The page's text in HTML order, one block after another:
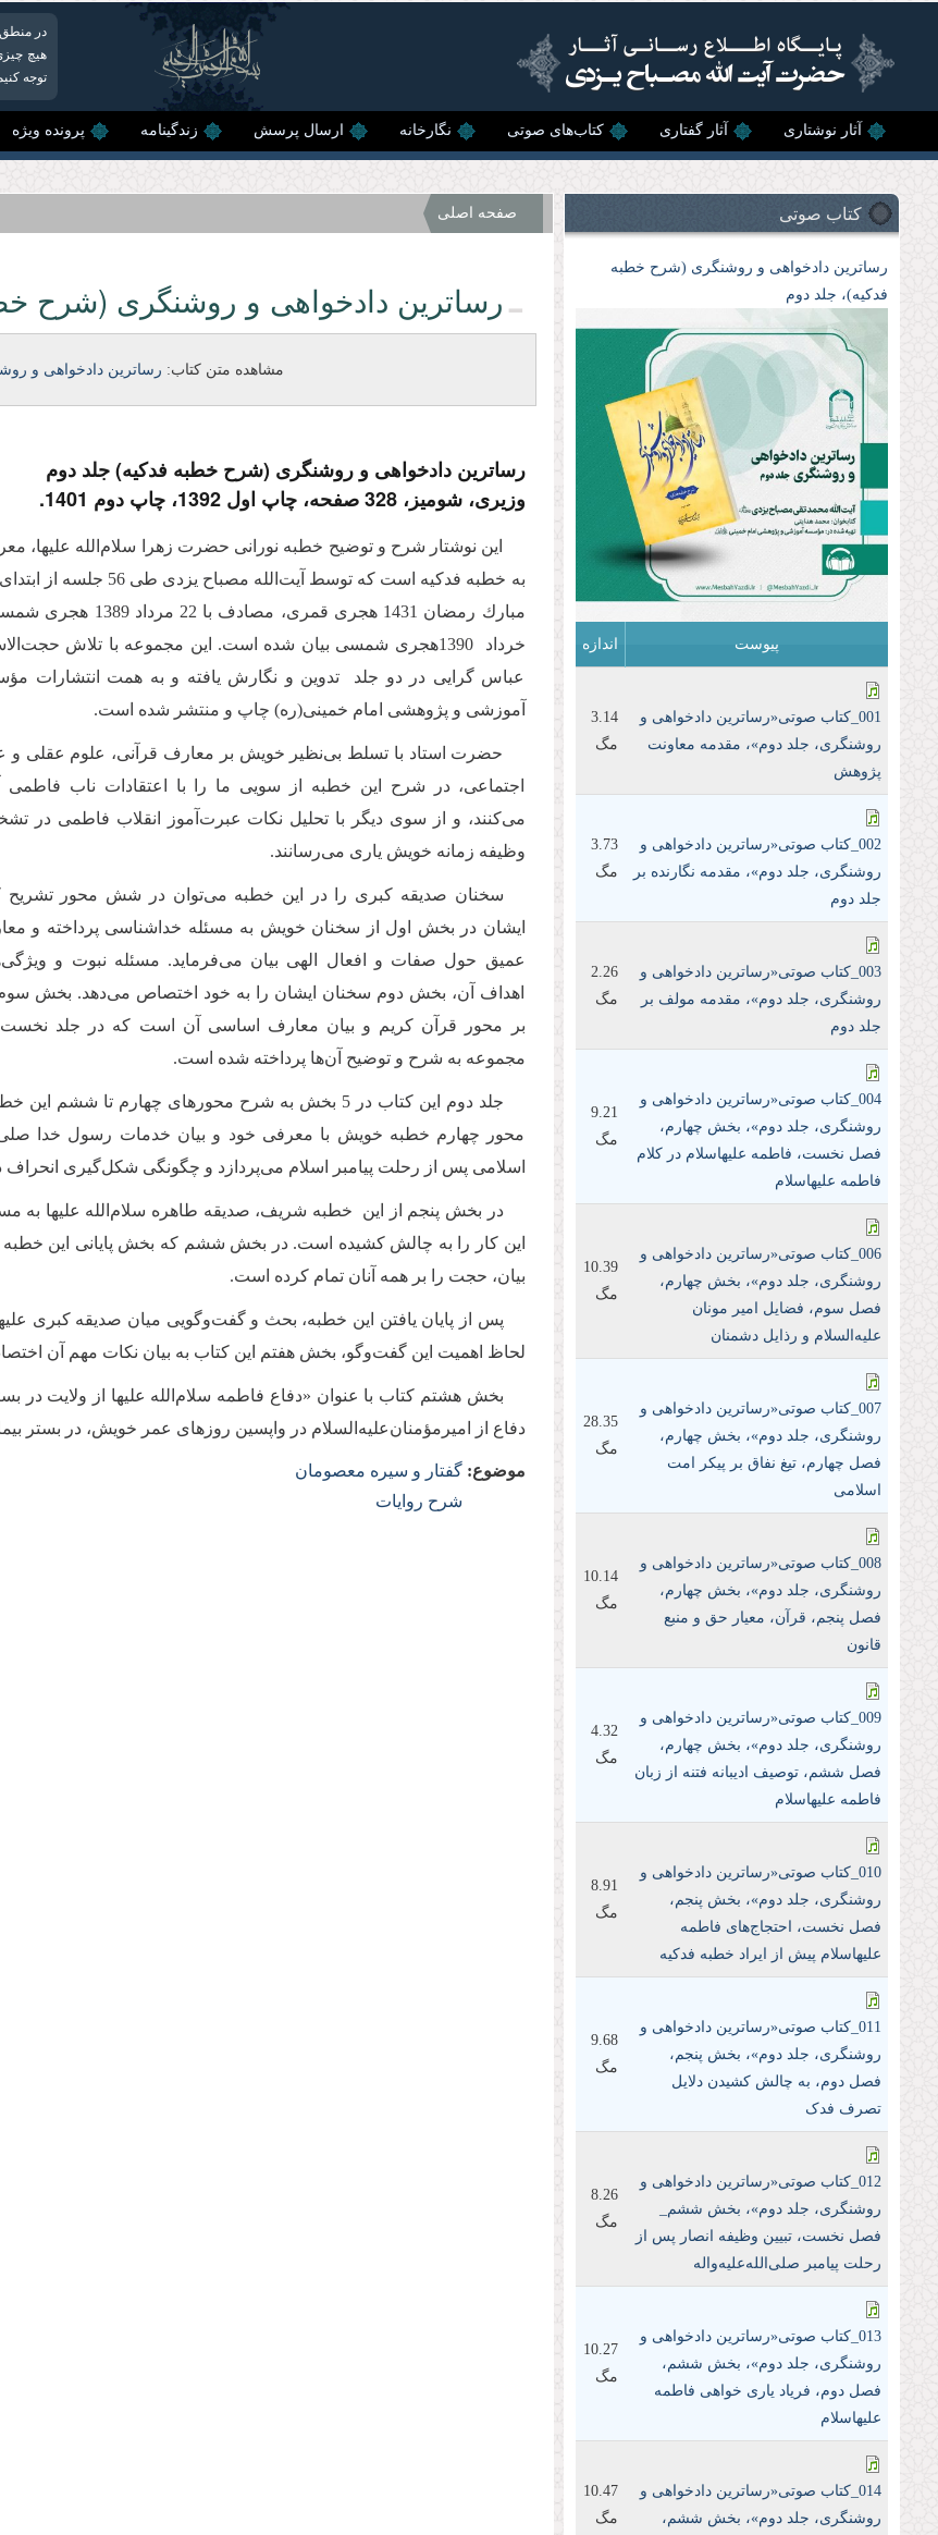
در منطق
هیچ
توجه
آثار نوشتاری آثار گفتاری کتاب‌های صوتی نگارخانه ارسال پرسش زندگینامه پرونده ویژه
کتاب صوتی
رساترین دادخواهی و روشنگری (شرح خطبه
فدکیه)، جلد دوم
پیوست اندازه
001_کتاب صوتی«رساترین داد‌خواهی و
روشنگری، جلد دوم»، مقدمه معاونت
پژوهش
3.14
مگ
002_کتاب صوتی«رساترین داد‌خواهی و
روشنگری، جلد دوم»، مقدمه نگارنده بر
جلد دوم
3.73
مگ
003_کتاب صوتی«رساترین داد‌خواهی و
روشنگری، جلد دوم»، مقدمه مولف بر
جلد دوم
2.26
مگ
004_کتاب صوتی«رساترین داد‌خواهی و
روشنگری، جلد دوم»، بخش چهارم،
فصل نخست، فاطمه علیها‌سلام در کلام
فاطمه علیها‌سلام
9.21
مگ
006_کتاب صوتی«رساترین داد‌خواهی و
روشنگری، جلد دوم»، بخش چهارم،
فصل سوم، فضایل امیر مونان
علیه‌السلام و رذایل دشمنان
10.39
مگ
007_کتاب صوتی«رساترین داد‌خواهی و
روشنگری، جلد دوم»، بخش چهارم،
فصل چهارم، تیغ نفاق بر پیکر امت
اسلامی
28.35
مگ
008_کتاب صوتی«رساترین داد‌خواهی و
روشنگری، جلد دوم»، بخش چهارم،
فصل پنجم، قرآن، معیار حق و منبع
قانون
10.14
مگ
009_کتاب صوتی«رساترین داد‌خواهی و
روشنگری، جلد دوم»، بخش چهارم،
فصل ششم، توصیف ادیبانه فتنه از زبان
فاطمه علیها‌سلام
4.32
مگ
010_کتاب صوتی«رساترین داد‌خواهی و
روشنگری، جلد دوم»، بخش پنجم،
فصل نخست، احتجاج‌های فاطمه
علیها‌سلام پیش از ایراد خطبه فدکیه
8.91
مگ
011_کتاب صوتی«رساترین داد‌خواهی و
روشنگری، جلد دوم»، بخش پنجم،
فصل دوم، به چالش کشیدن دلایل
تصرف فدک
9.68
مگ
012_کتاب صوتی«رساترین داد‌خواهی و
روشنگری، جلد دوم»، بخش ششم_
فصل نخست، تبیین وظیفه انصار پس از
رحلت پیامبر صلی‌الله‌علیه‌واله
8.26
مگ
013_کتاب صوتی«رساترین داد‌خواهی و
روشنگری، جلد دوم»، بخش ششم،
فصل دوم، فریاد یاری خواهی فاطمه
علیها‌سلام
10.27
مگ
014_کتاب صوتی«رساترین داد‌خواهی و
روشنگری، جلد دوم»، بخش ششم،
10.47
مگ
صفحه اصلی
رساترین دادخواهی و روشنگری (شرح
مشاهده متن کتاب: رساترین دادخواهی و
رساترین دادخواهی و روشنگری (شرح خطبه فدکیه) جلد دوم
وزیری، شومیز، 328 صفحه، چاپ اول 1392، چاپ دوم 1401.
این نوشتار شرح و توضیح خطبه نورانی حضرت زهرا سلام‌الله علیها،
به خطبه فدکیه است كه توسط آیت‌الله مصباح یزدی طی 56
مبارك رمضان 1431 هجری قمری، مصادف با 22 مرداد
خرداد 1390هجری شمسی بیان شده است. این مجموعه با تلاش
عباس گرایی در دو جلد تدوین و نگارش یافته و به همت انتشارات
آموزشی و پژوهشی امام خمینی(ره) چاپ و منتشر شده است.
حضرت استاد با تسلط بی‌نظیر خویش بر معارف قرآنی، علوم عقلی و
اجتماعی، در شرح این خطبه از سویی ما را با اعتقادات ناب فاطمی
می‌كنند، و از سوی دیگر با تحلیل نكات عبرت‌آموز انقلاب فاطمی در
وظیفه زمانه خویش یاری می‌رسانند.
سخنان صدیقه كبری را در این خطبه می‌توان در شش محور تشریح
ایشان در بخش اول از سخنان خویش به مسئله خداشناسی پرداخته و
عمیق حول صفات و افعال الهی بیان می‌فرماید. مسئله نبوت و
اهداف آن، بخش دوم سخنان ایشان را به خود اختصاص می‌دهد. بخش سوم
بر محور قرآن كریم و بیان معارف اساسی آن است که در جلد نخست
مجموعه به شرح و توضیح آن‌ها پرداخته شده است.
جلد دوم این کتاب در 5 بخش به شرح محورهای چهارم
محور چهارم خطبه خویش با معرفی خود و بیان خدمات رسول خدا‌
اسلامی پس از رحلت پیامبر اسلام می‌پردازد و چگونگی شکل‌گیری انحراف
در بخش پنجم از این خطبه شریف، صدیقه طاهره سلام‌الله علیها به
این کار را به چالش کشیده است. در بخش ششم كه بخش پایانی این خطبه
بیان، حجت را بر همه آنان تمام كرده است.
پس از پایان یافتن این خطبه، بحث و گفت‌وگویی میان صدیقه كبری
لحاظ اهمیت این گفت‌وگو، بخش هفتم این کتاب به بیان نکات مهم آن
بخش هشتم کتاب با عنوان «دفاع فاطمه سلام‌الله علیها از ولایت
دفاع از امیرمؤمنان‌علیه‌السلام در واپسین‌ روزهای عمر خویش، در بستر
موضوع:گفتار و سیره معصومان
شرح روایات